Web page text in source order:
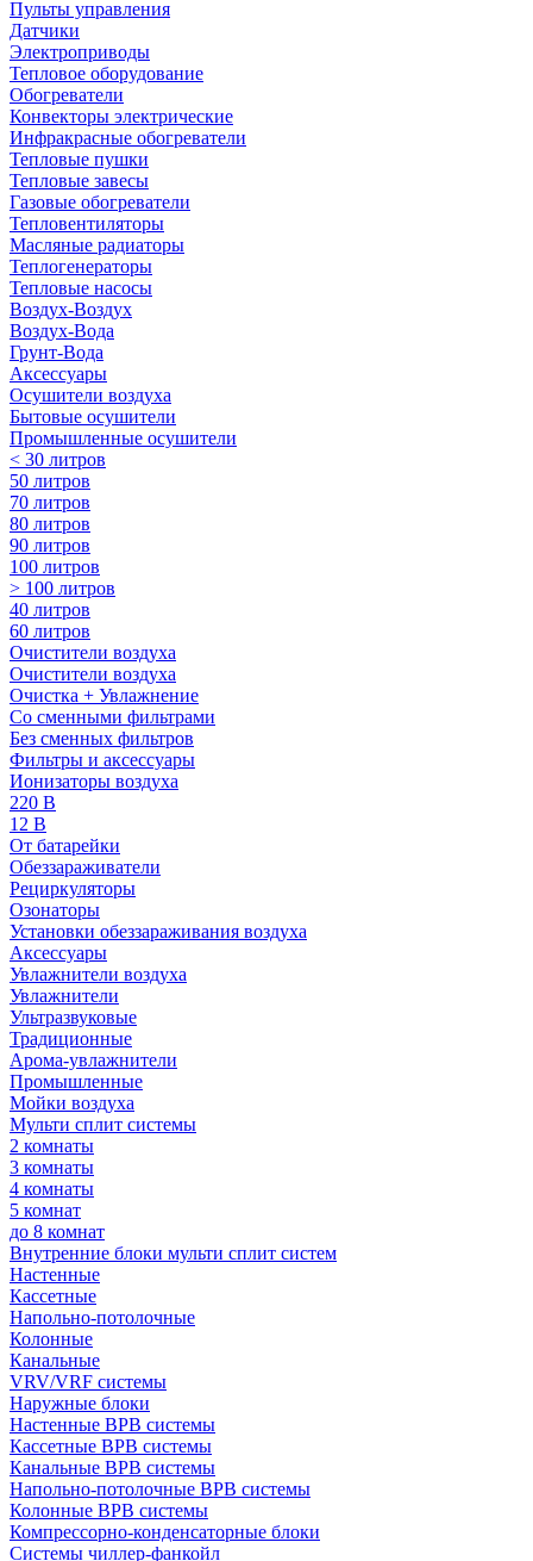
Пульты управления
Датчики
Электроприводы
Тепловое оборудование
Обогреватели
Конвекторы электрические
Инфракрасные обогреватели
Тепловые пушки
Тепловые завесы
Газовые обогреватели
Тепловентиляторы
Масляные радиаторы
Теплогенераторы
Тепловые насосы
Воздух-Воздух
Воздух-Вода
Грунт-Вода
Аксессуары
Осушители воздуха
Бытовые осушители
Промышленные осушители
< 30 литров
50 литров
70 литров
80 литров
90 литров
100 литров
> 100 литров
40 литров
60 литров
Очистители воздуха
Очистители воздуха
Очистка + Увлажнение
Cо сменными фильтрами
Без сменных фильтров
Фильтры и аксессуары
Ионизаторы воздуха
220 В
12 В
От батарейки
Обеззараживатели
Рециркуляторы
Озонаторы
Установки обеззараживания воздуха
Аксессуары
Увлажнители воздуха
Увлажнители
Ультразвуковые
Традиционные
Арома-увлажнители
Промышленные
Мойки воздуха
Мульти сплит системы
2 комнаты
3 комнаты
4 комнаты
5 комнат
до 8 комнат
Внутренние блоки мульти сплит систем
Настенные
Кассетные
Напольно-потолочные
Колонные
Канальные
VRV/VRF системы
Наружные блоки
Настенные ВРВ системы
Кассетные ВРВ системы
Канальные ВРВ системы
Напольно-потолочные ВРВ системы
Колонные ВРВ системы
Компрессорно-конденсаторные блоки
Системы чиллер-фанкойл